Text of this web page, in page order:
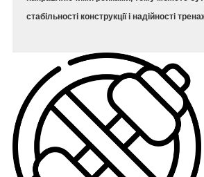
стабільності конструкції і надійності